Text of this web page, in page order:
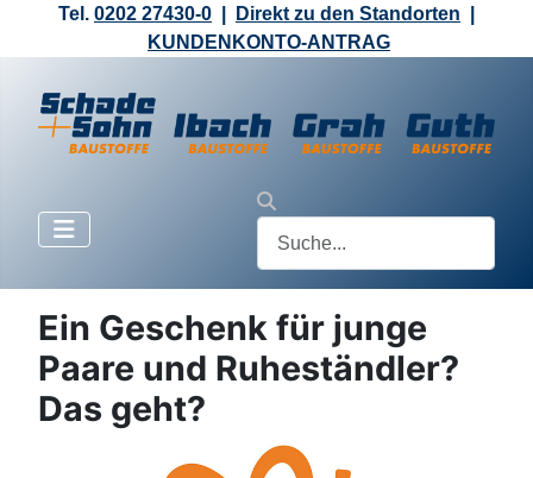
Tel. 0202 27430-0 Direkt zu den Standorten
KUNDENKONTO-ANTRAG
Ein Geschenk für junge
Paare und Ruheständler?
Das geht?